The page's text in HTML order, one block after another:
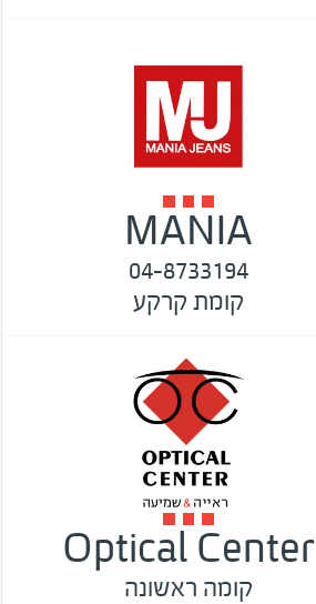
MANIA
04-8733194
קומת קרקע
Optical Center
קומה ראשונה